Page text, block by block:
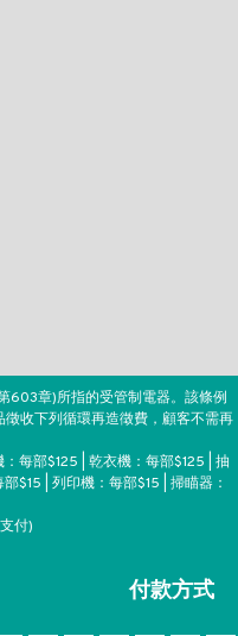
603章)所指的受管制電器。該條例
收下列循環再造徵費，顧客不需再
每部$125 | 乾衣機：每部$125 | 抽
$15 | 列印機：每部$15 | 掃瞄器：
付)
付款方式